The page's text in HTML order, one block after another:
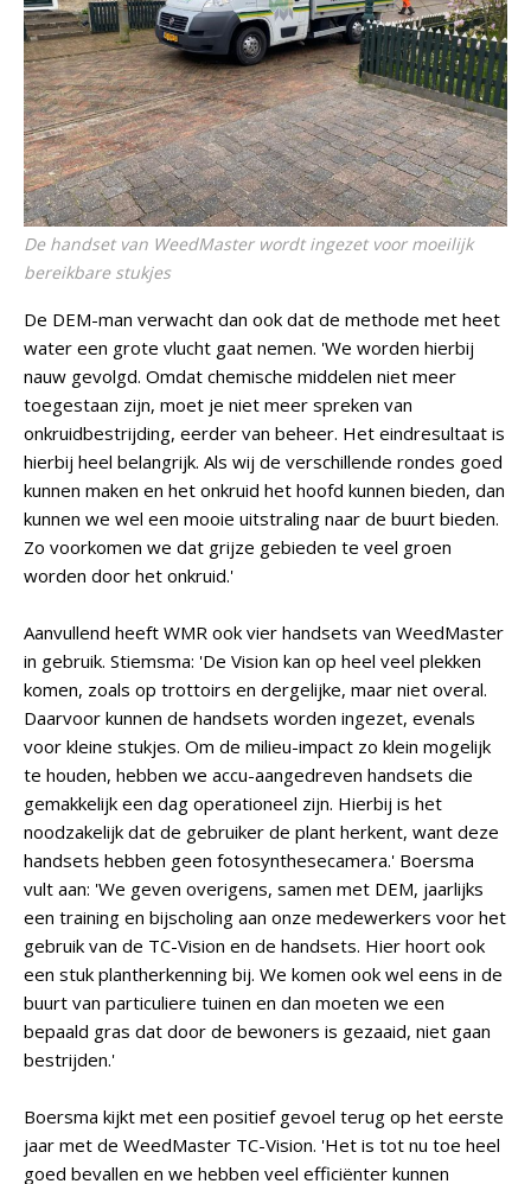
De handset van WeedMaster wordt ingezet voor moeilijk
bereikbare stukjes
De DEM-man verwacht dan ook dat de methode met heet
water een grote vlucht gaat nemen. 'We worden hierbij
nauw gevolgd. Omdat chemische middelen niet meer
toegestaan zijn, moet je niet meer spreken van
onkruidbestrijding, eerder van beheer. Het eindresultaat is
hierbij heel belangrijk. Als wij de verschillende rondes goed
kunnen maken en het onkruid het hoofd kunnen bieden, dan
kunnen we wel een mooie uitstraling naar de buurt bieden.
Zo voorkomen we dat grijze gebieden te veel groen
worden door het onkruid.'
Aanvullend heeft WMR ook vier handsets van WeedMaster
in gebruik. Stiemsma: 'De Vision kan op heel veel plekken
komen, zoals op trottoirs en dergelijke, maar niet overal.
Daarvoor kunnen de handsets worden ingezet, evenals
voor kleine stukjes. Om de milieu-impact zo klein mogelijk
te houden, hebben we accu-aangedreven handsets die
gemakkelijk een dag operationeel zijn. Hierbij is het
noodzakelijk dat de gebruiker de plant herkent, want deze
handsets hebben geen fotosynthesecamera.' Boersma
vult aan: 'We geven overigens, samen met DEM, jaarlijks
een training en bijscholing aan onze medewerkers voor het
gebruik van de TC-Vision en de handsets. Hier hoort ook
een stuk plantherkenning bij. We komen ook wel eens in de
buurt van particuliere tuinen en dan moeten we een
bepaald gras dat door de bewoners is gezaaid, niet gaan
bestrijden.'
Boersma kijkt met een positief gevoel terug op het eerste
jaar met de WeedMaster TC-Vision. 'Het is tot nu toe heel
goed bevallen en we hebben veel efficiënter kunnen